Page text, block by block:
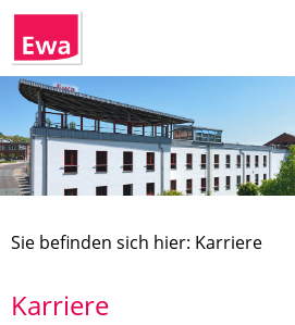
Sie befinden sich hier: Karriere
Karriere